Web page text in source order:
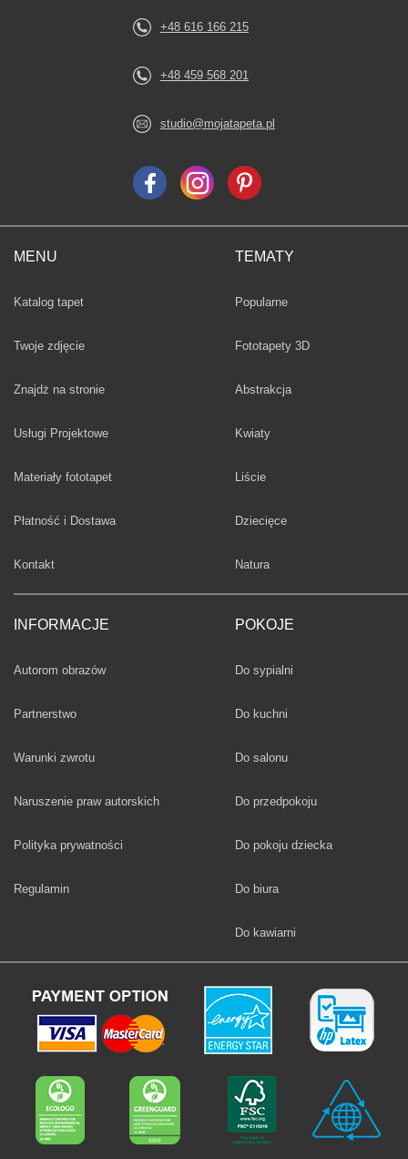
MENU
Katalog tapet
Twoje zdjęcie
Znajdż na stronie
Usługi Projektowe
Materiały fototapet
Płatność i Dostawa
Kontakt
INFORMACJE
Autorom obrazów
Partnerstwo
Warunki zwrotu
Naruszenie praw autorskich
Polityka prywatności
Regulamin
TEMATY
Fototapety
Popularne
Fototapety 3D
Fototapety
Abstrakcja
Fototapety
Kwiaty
Fototapety
Liście
Fototapety
Dziecięce
Fototapety
Natura
POKOJE
Fototapety
Do sypialni
Fototapety
Do kuchni
Fototapety
Do salonu
Fototapety
Do przedpokoju
Fototapety
Do pokoju dziecka
Fototapety
Do biura
Fototapety
Do kawiarni
+48 616 166 215
+48 459 568 201
studio@mojatapeta.pl